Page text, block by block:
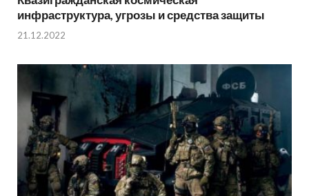
инфраструктура, угрозы и средства защиты
21.12.2022